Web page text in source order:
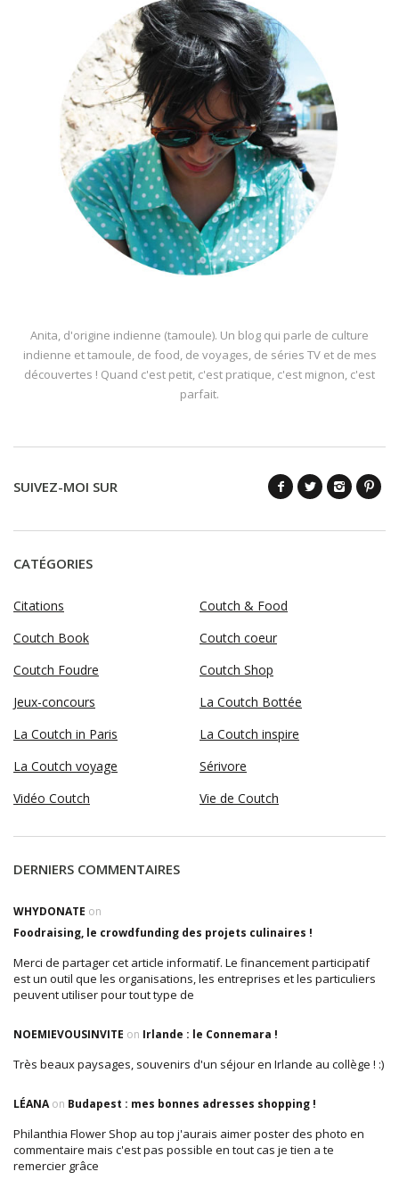
Anita, d'origine indienne (tamoule). Un blog qui parle de culture
indienne et tamoule, de food, de voyages, de séries TV et de mes
découvertes ! Quand c'est petit, c'est pratique, c'est mignon, c'est
parfait.
SUIVEZ-MOI SUR
CATÉGORIES
Citations
Coutch & Food
Coutch Book
Coutch coeur
Coutch Foudre
Coutch Shop
Jeux-concours
La Coutch Bottée
La Coutch in Paris
La Coutch inspire
La Coutch voyage
Sérivore
Vidéo Coutch
Vie de Coutch
DERNIERS COMMENTAIRES
WHYDONATE on
Foodraising, le crowdfunding des projets culinaires !
Merci de partager cet article informatif. Le financement participatif
est un outil que les organisations, les entreprises et les particuliers
peuvent utiliser pour tout type de
NOEMIEVOUSINVITE on Irlande : le Connemara !
Très beaux paysages, souvenirs d'un séjour en Irlande au collège ! :)
LÉANAon Budapest : mes bonnes adresses shopping !
Philanthia Flower Shop au top j'aurais aimer poster des photo en
commentaire mais c'est pas possible en tout cas je tien a te
remercier grâce